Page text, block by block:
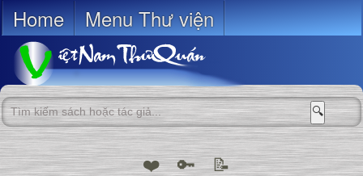
Home Menu Thư viện
🔍
❤️ 🔑 📝